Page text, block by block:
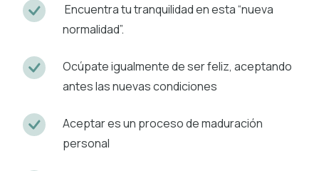
Encuentra tu tranquilidad en esta “nueva
normalidad”.
Ocúpate igualmente de ser feliz, aceptando
antes las nuevas condiciones
Aceptar es un proceso de maduración
personal